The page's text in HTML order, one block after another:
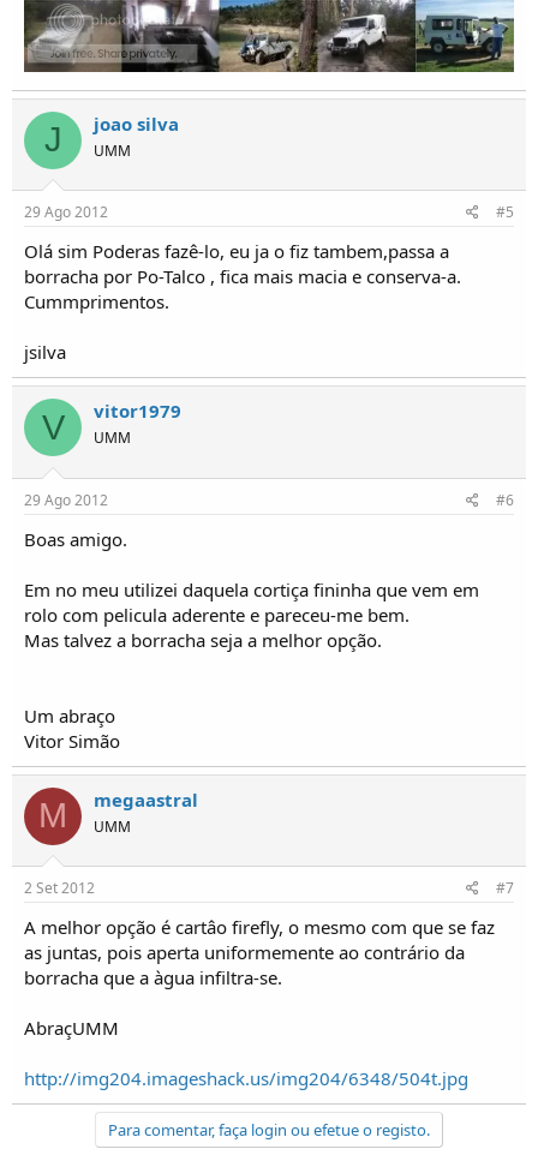
J joao silva
UMM
29 Ago 2012 #5
Olá sim Poderas fazê-lo, eu ja o fiz tambem,passa a
borracha por Po-Talco , fica mais macia e conserva-a.
Cummprimentos.
jsilva
V vitor1979
UMM
29 Ago 2012 #6
Boas amigo.
Em no meu utilizei daquela cortiça fininha que vem em
rolo com pelicula aderente e pareceu-me bem.
Mas talvez a borracha seja a melhor opção.
Um abraço
Vitor Simão
M megaastral
UMM
2 Set 2012 #7
A melhor opção é cartâo firefly, o mesmo com que se faz
as juntas, pois aperta uniformemente ao contrário da
borracha que a àgua infiltra-se.
AbraçUMM
http://img204.imageshack.us/img204/6348/504t.jpg
Para comentar, faça login ou efetue o registo.